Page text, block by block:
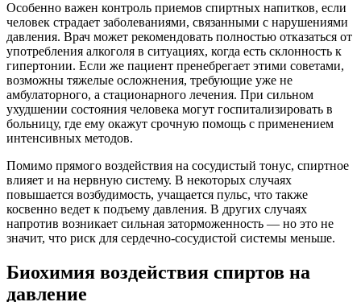
Особенно важен контроль приемов спиртных напитков, если
человек страдает заболеваниями, связанными с нарушениями
давления. Врач может рекомендовать полностью отказаться от
употребления алкоголя в ситуациях, когда есть склонность к
гипертонии. Если же пациент пренебрегает этими советами,
возможны тяжелые осложнения, требующие уже не
амбулаторного, а стационарного лечения. При сильном
ухудшении состояния человека могут госпитализировать в
больницу, где ему окажут срочную помощь с применением
интенсивных методов.
Помимо прямого воздействия на сосудистый тонус, спиртное
влияет и на нервную систему. В некоторых случаях
повышается возбудимость, учащается пульс, что также
косвенно ведет к подъему давления. В других случаях
напротив возникает сильная заторможенность — но это не
значит, что риск для сердечно-сосудистой системы меньше.
Биохимия воздействия спиртов на
давление